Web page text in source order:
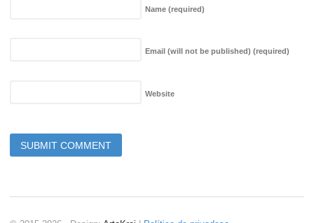
Name (required)
Email (will not be published) (required)
Website